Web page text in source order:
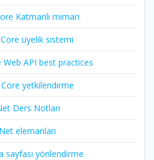
Katmanlı mimari
üyelik sistemi
Web API best practices
Core yetkilendirme
Ders Notları
elemanları
sayfası yönlendirme